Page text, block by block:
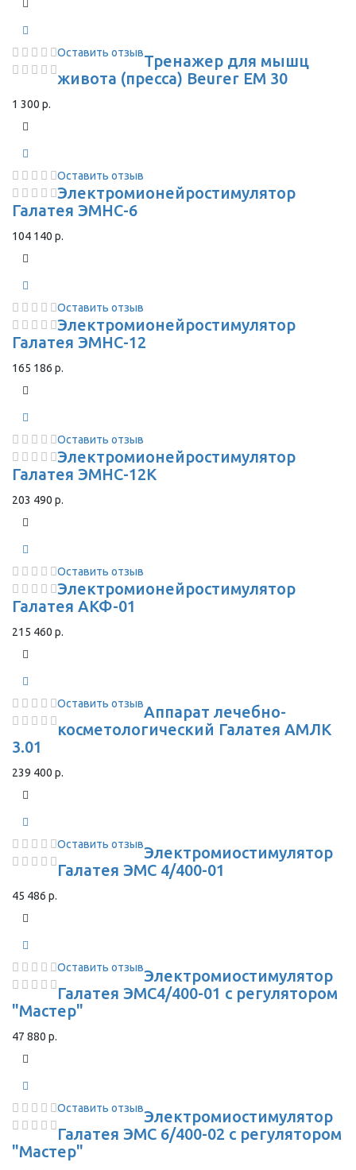
Оставить отзывТренажер для мышц
живота (пресса) Beurer EM 30
1 300 р.
Оставить отзыв
Электромионейростимулятор
Галатея ЭМНС-6
104 140 р.
Оставить отзыв
Электромионейростимулятор
Галатея ЭМНС-12
165 186 р.
Оставить отзыв
Электромионейростимулятор
Галатея ЭМНС-12К
203 490 р.
Оставить отзыв
Электромионейростимулятор
Галатея АКФ-01
215 460 р.
Оставить отзывАппарат лечебно-
косметологический Галатея АМЛК
3.01
239 400 р.
Оставить отзывЭлектромиостимулятор
Галатея ЭМС 4/400-01
45 486 р.
Оставить отзывЭлектромиостимулятор
Галатея ЭМС4/400-01 с регулятором
"Мастер"
47 880 р.
Оставить отзывЭлектромиостимулятор
Галатея ЭМС 6/400-02 с регулятором
"Мастер"